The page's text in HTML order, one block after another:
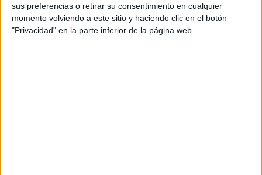
sus preferencias o retirar su consentimiento en cualquier
momento volviendo a este sitio y haciendo clic en el botón
"Privacidad" en la parte inferior de la página web.